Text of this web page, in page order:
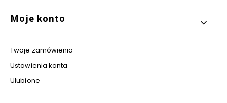
Moje konto
Twoje zamówienia
Ustawienia konta
Ulubione